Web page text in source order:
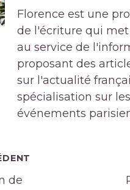
Florence est une
de l'écriture qui
au service de
proposant des
sur l'actualité
spécialisation sur les
événements
de